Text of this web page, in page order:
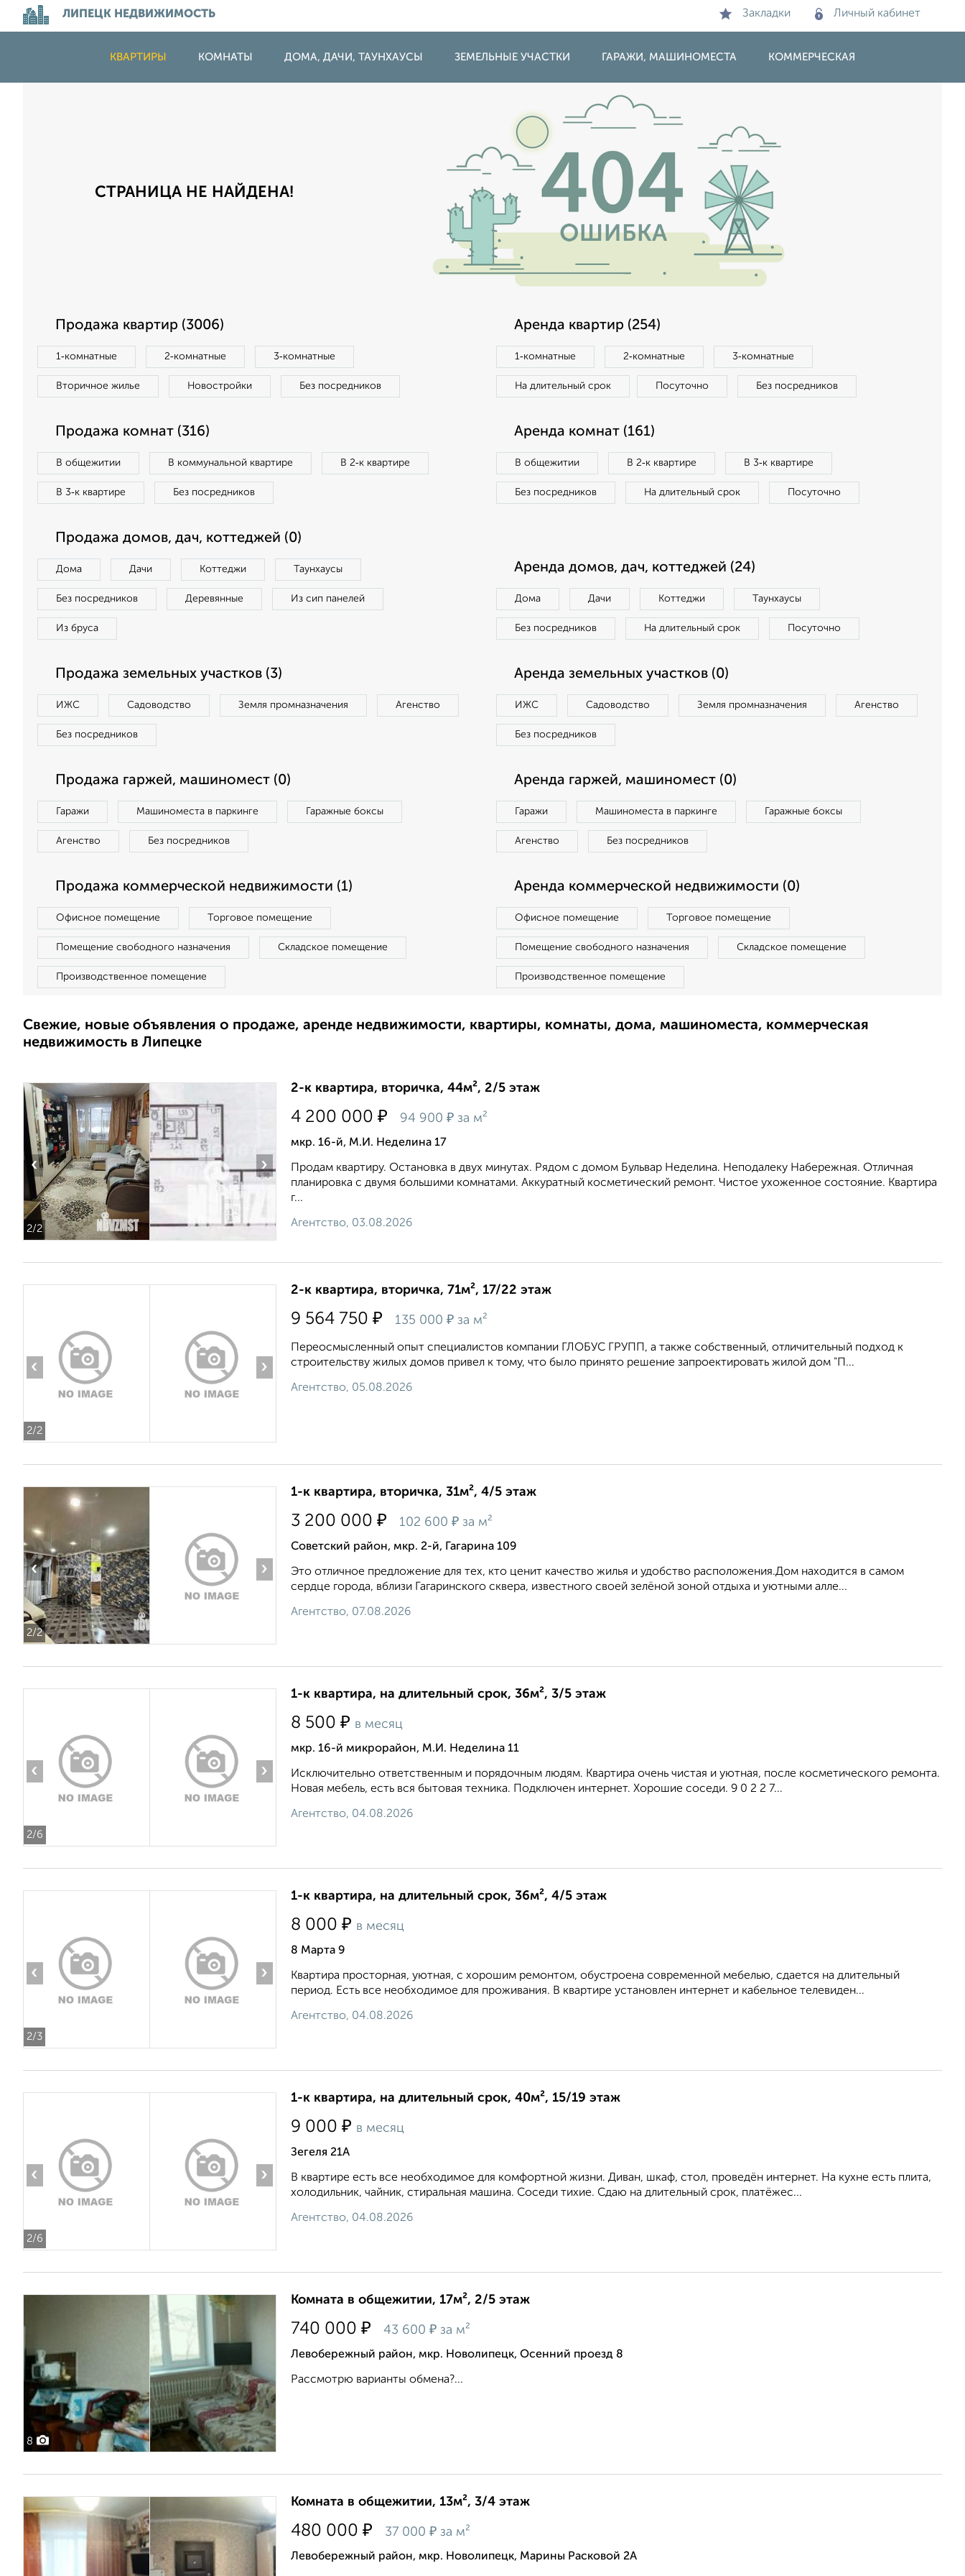
ЛИПЕЦК НЕДВИЖИМОСТЬ Закладки Личный кабинет
КВАРТИРЫ КОМНАТЫ ДОМА, ДАЧИ, ТАУНХАУСЫ ЗЕМЕЛЬНЫЕ УЧАСТКИ ГАРАЖИ, МАШИНОМЕСТА КОММЕРЧЕСКАЯ
СТРАНИЦА НЕ НАЙДЕНА!
Продажа квартир (3006)
1‑комнатные 2‑комнатные 3‑комнатные
Вторичное жилье Новостройки Без посредников
Аренда квартир (254)
1‑комнатные 2‑комнатные 3‑комнатные
На длительный срок Посуточно Без посредников
Продажа комнат (316)
В общежитии В коммунальной квартире В 2‑к квартире
В 3‑к квартире Без посредников
Аренда комнат (161)
В общежитии В 2‑к квартире В 3‑к квартире
Без посредников На длительный срок Посуточно
Продажа домов, дач, коттеджей (0)
Дома Дачи Коттеджи Таунхаусы
Без посредников Деревянные Из сип панелей
Из бруса
Аренда домов, дач, коттеджей (24)
Дома Дачи Коттеджи Таунхаусы
Без посредников На длительный срок Посуточно
Продажа земельных участков (3)
ИЖС Садоводство Земля промназначения Агенство
Без посредников
Аренда земельных участков (0)
ИЖС Садоводство Земля промназначения Агенство
Без посредников
Продажа гаржей, машиномест (0)
Гаражи Машиноместа в паркинге Гаражные боксы
Агенство Без посредников
Аренда гаржей, машиномест (0)
Гаражи Машиноместа в паркинге Гаражные боксы
Агенство Без посредников
Продажа коммерческой недвижимости (1)
Офисное помещение Торговое помещение
Помещение свободного назначения Складское помещение
Производственное помещение
Аренда коммерческой недвижимости (0)
Офисное помещение Торговое помещение
Помещение свободного назначения Складское помещение
Производственное помещение
Свежие, новые объявления о продаже, аренде недвижимости, квартиры, комнаты, дома, машиноместа, коммерческая
недвижимость в Липецке
2/2
‹ ›
2-к квартира, вторичка, 44м², 2/5 этаж
4 200 000 ₽ 94 900 ₽ за м²
мкр. 16-й, М.И. Неделина 17
Продам квартиру. Остановка в двух минутах. Рядом с домом Бульвар Неделина. Неподалеку Набережная. Отличная
планировка с двумя большими комнатами. Аккуратный косметический ремонт. Чистое ухоженное состояние. Квартира
г...
Агентство, 03.08.2026
2/2
‹ ›
2-к квартира, вторичка, 71м², 17/22 этаж
9 564 750 ₽ 135 000 ₽ за м²
Переосмысленный опыт специалистов компании ГЛОБУС ГРУПП, а также собственный, отличительный подход к
строительству жилых домов привел к тому, что было принято решение запроектировать жилой дом "П...
Агентство, 05.08.2026
2/2
‹ ›
1-к квартира, вторичка, 31м², 4/5 этаж
3 200 000 ₽ 102 600 ₽ за м²
Советский район, мкр. 2-й, Гагарина 109
Это отличное предложение для тех, кто ценит качество жилья и удобство расположения.Дом находится в самом
сердце города, вблизи Гагаринского сквера, известного своей зелёной зоной отдыха и уютными алле...
Агентство, 07.08.2026
2/6
‹ ›
1-к квартира, на длительный срок, 36м², 3/5 этаж
8 500 ₽ в месяц
мкр. 16-й микрорайон, М.И. Неделина 11
Исключительно ответственным и порядочным людям. Квартира очень чистая и уютная, после косметического ремонта.
Новая мебель, есть вся бытовая техника. Подключен интернет. Хорошие соседи. 9 0 2 2 7...
Агентство, 04.08.2026
2/3
‹ ›
1-к квартира, на длительный срок, 36м², 4/5 этаж
8 000 ₽ в месяц
8 Марта 9
Квартира просторная, уютная, с хорошим ремонтом, обустроена современной мебелью, сдается на длительный
период. Есть все необходимое для проживания. В квартире установлен интернет и кабельное телевиден...
Агентство, 04.08.2026
2/6
‹ ›
1-к квартира, на длительный срок, 40м², 15/19 этаж
9 000 ₽ в месяц
Зегеля 21А
В квартире есть все необходимое для комфортной жизни. Диван, шкаф, стол, проведён интернет. На кухне есть плита,
холодильник, чайник, стиральная машина. Соседи тихие. Сдаю на длительный срок, платёжес...
Агентство, 04.08.2026
8
Комната в общежитии, 17м², 2/5 этаж
740 000 ₽ 43 600 ₽ за м²
Левобережный район, мкр. Новолипецк, Осенний проезд 8
Рассмотрю варианты обмена?...
Комната в общежитии, 13м², 3/4 этаж
480 000 ₽ 37 000 ₽ за м²
Левобережный район, мкр. Новолипецк, Марины Расковой 2А